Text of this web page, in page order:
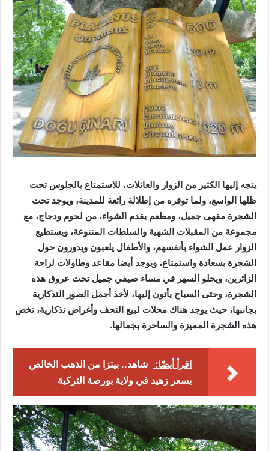
يتجه إليها الكثير من الزوار والعائلات، للاستمتاع بالجلوس تحت
ظلها الواسع، ولما توفره من إطلالة رائعة للمدينة، ويوجد تحت
الشجرة مقهى جميل، ومطعم يقدم الشواء، من لحوم ودجاج، مع
مجموعة من المقبلات الشهية والسلطات المتنوعة، ويستطيع
الزوار عمل الشواء بأنفسهم، والأطفال يلعبون ويدورون حول
الشجرة بسعادة واستمتاع، ويوجد أيضا مقاعد وطاولات لراحة
الزائرين، ويحلو السهر في مساء صيفي جميل تحت عروق هذه
الشجرة، وحتى السياح يأتون إليها، لأخذ أجمل الصور التذكارية
بجانبها، حيث يوجد هناك محلات لبيع التحف وأغراض تذكارية، تخص
هذه الشجرة المميزة والساحرة بجمالها.
اقرأ أيضًا:
شاهد.. بيتزا من الذهب الخالص
بسعر زهيد في ولاية بورصة التركية